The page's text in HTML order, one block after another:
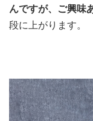
んですが、ご興味
段に上がります。